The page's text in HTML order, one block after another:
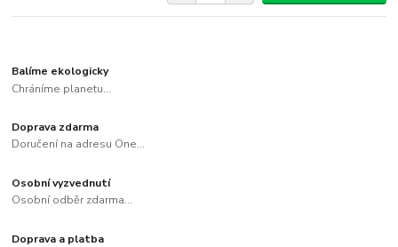
Balíme ekologicky
Chráníme planetu...
Doprava zdarma
Doručení na adresu One...
Osobní vyzvednutí
Osobní odběr zdarma...
Doprava a platba